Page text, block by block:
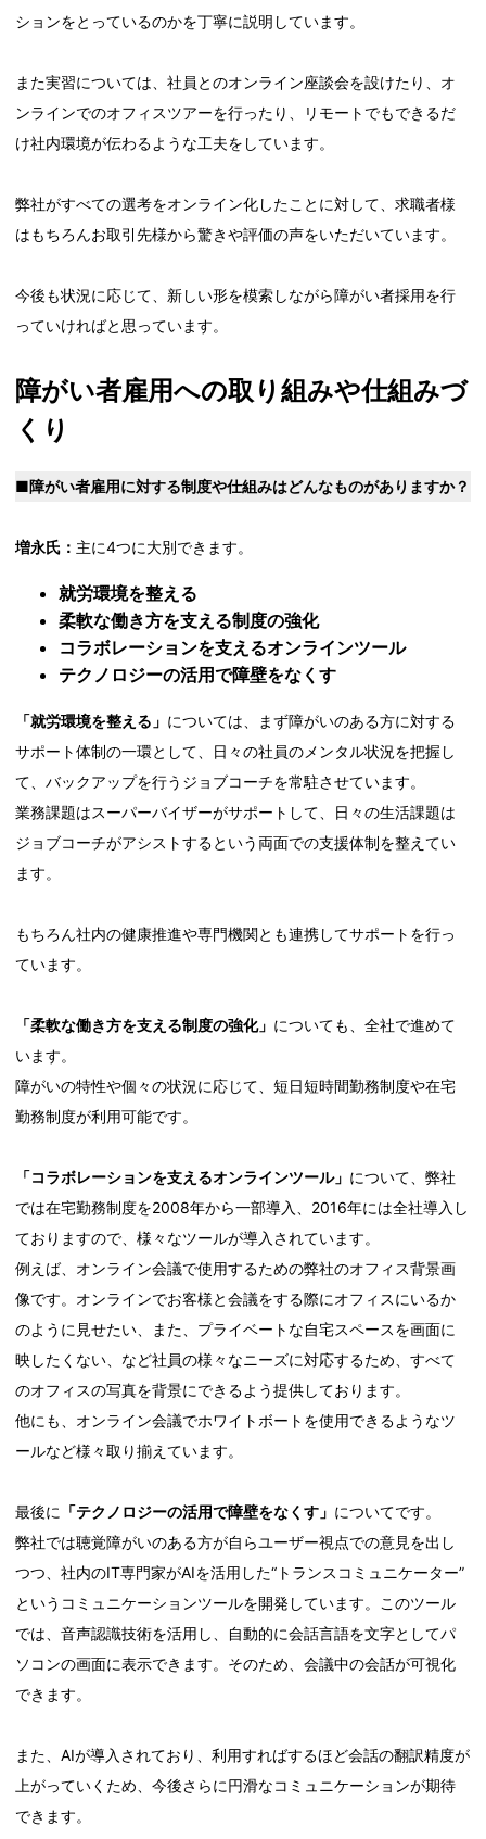
ションをとっているのかを丁寧に説明しています。
また実習については、社員とのオンライン座談会を設けたり、オ
ンラインでのオフィスツアーを行ったり、リモートでもできるだ
け社内環境が伝わるような工夫をしています。
弊社がすべての選考をオンライン化したことに対して、求職者様
はもちろんお取引先様から驚きや評価の声をいただいています。
今後も状況に応じて、新しい形を模索しながら障がい者採用を行
っていければと思っています。
障がい者雇用への取り組みや仕組みづ
くり
■障がい者雇用に対する制度や仕組みはどんなものがありますか？
増永氏： 主に4つに大別できます。
就労環境を整える
柔軟な働き方を支える制度の強化
コラボレーションを支えるオンラインツール
テクノロジーの活用で障壁をなくす
「就労環境を整える」 については、まず障がいのある方に対する
サポート体制の一環として、日々の社員のメンタル状況を把握し
て、バックアップを行うジョブコーチを常駐させています。
業務課題はスーパーバイザーがサポートして、日々の生活課題は
ジョブコーチがアシストするという両面での支援体制を整えてい
ます。
もちろん社内の健康推進や専門機関とも連携してサポートを行っ
ています。
「柔軟な働き方を支える制度の強化」 についても、全社で進めて
います。
障がいの特性や個々の状況に応じて、短日短時間勤務制度や在宅
勤務制度が利用可能です。
「コラボレーションを支えるオンラインツール」 について、弊社
では在宅勤務制度を2008年から一部導入、2016年には全社導入し
ておりますので、様々なツールが導入されています。
例えば、オンライン会議で使用するための弊社のオフィス背景画
像です。オンラインでお客様と会議をする際にオフィスにいるか
のように見せたい、また、プライベートな自宅スペースを画面に
映したくない、など社員の様々なニーズに対応するため、すべて
のオフィスの写真を背景にできるよう提供しております。
他にも、オンライン会議でホワイトボートを使用できるようなツ
ールなど様々取り揃えています。
最後に 「テクノロジーの活用で障壁をなくす」 についてです。
弊社では聴覚障がいのある方が自らユーザー視点での意見を出し
つつ、社内のIT専門家がAIを活用した“トランスコミュニケーター”
というコミュニケーションツールを開発しています。このツール
では、音声認識技術を活用し、自動的に会話言語を文字としてパ
ソコンの画面に表示できます。そのため、会議中の会話が可視化
できます。
また、AIが導入されており、利用すればするほど会話の翻訳精度が
上がっていくため、今後さらに円滑なコミュニケーションが期待
できます。